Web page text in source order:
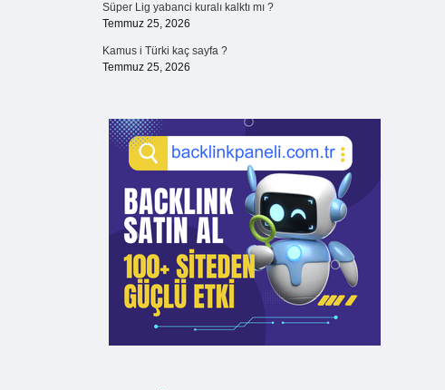
Süper Lig yabanci kuralı kalktı mı ?
Temmuz 25, 2026
Kamus i Türki kaç sayfa ?
Temmuz 25, 2026